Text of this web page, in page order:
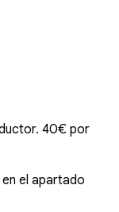
40€ por
el apartado